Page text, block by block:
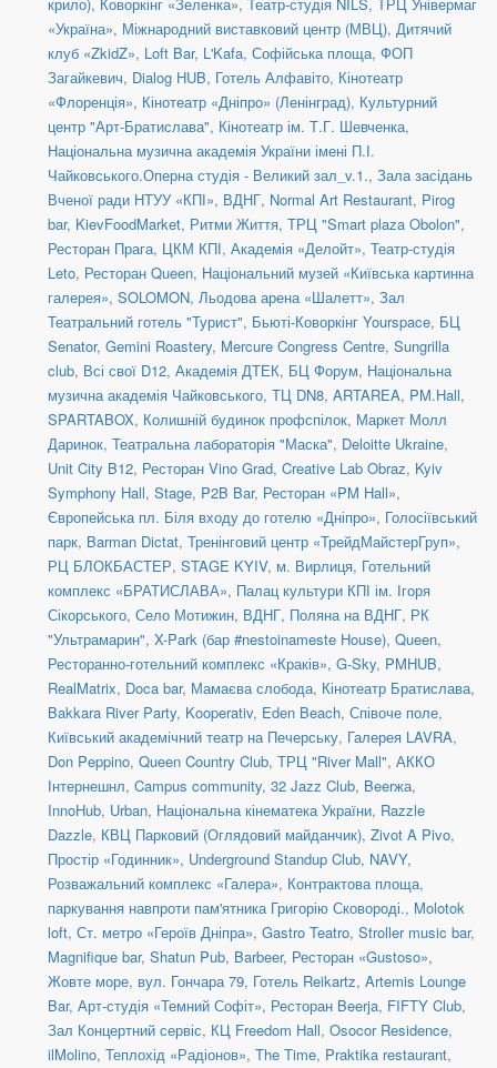
крило), Коворкінг «Зеленка», Театр-студія NILS, ТРЦ Універмаг
«Україна», Міжнародний виставковий центр (МВЦ), Дитячий
клуб «ZkidZ», Loft Bar, L'Kafa, Софійська площа, ФОП
Загайкевич, Dialog HUB, Готель Алфавіто, Кінотеатр
«Флоренція», Кінотеатр «Дніпро» (Ленінград), Культурний
центр "Арт-Братислава", Кінотеатр ім. Т.Г. Шевченка,
Національна музична академія України імені П.І.
Чайковського.Оперна студія - Великий зал_v.1., Зала засідань
Вченої ради НТУУ «КПІ», ВДНГ, Normal Art Restaurant, Pirog
bar, KievFoodMarket, Ритми Життя, ТРЦ "Smart plaza Obolon",
Ресторан Прага, ЦКМ КПІ, Академія «Делойт», Театр-студія
Leto, Ресторан Queen, Національний музей «Київська картинна
галерея», SOLOMON, Льодова арена «Шалетт», Зал
Театральний готель "Турист", Бьюті-Коворкінг Yourspace, БЦ
Senator, Gemini Roastery, Mercure Congress Centre, Sungrilla
club, Всі свої D12, Академія ДТЕК, БЦ Форум, Національна
музична академія Чайковського, ТЦ DN8, ARTAREA, PM.Hall,
SPARTABOX, Колишній будинок профспілок, Маркет Молл
Даринок, Театральна лабораторія "Маска", Deloitte Ukraine,
Unit City B12, Ресторан Vino Grad, Creative Lab Obraz, Kyiv
Symphony Hall, Stage, P2B Bar, Ресторан «PM Hall»,
Європейська пл. Біля входу до готелю «Дніпро», Голосіївський
парк, Barman Dictat, Тренінговий центр «ТрейдМайстерГруп»,
РЦ БЛОКБАСТЕР, STAGE KYIV, м. Вирлиця, Готельний
комплекс «БРАТИСЛАВА», Палац культури КПІ ім. Ігоря
Сікорського, Село Мотижин, ВДНГ, Поляна на ВДНГ, РК
"Ультрамарин", X-Park (бар #nestoinameste House), Queen,
Ресторанно-готельний комплекс «Краків», G-Sky, PMHUB,
RealMatrix, Doca bar, Мамаєва слобода, Кінотеатр Братислава,
Bakkara River Party, Kooperativ, Eden Beach, Співоче поле,
Київський академічний театр на Печерську, Галерея LAVRA,
Don Peppino, Queen Country Club, ТРЦ "River Mall", АККО
Інтернешнл, Campus community, 32 Jazz Club, Beerжа,
InnoHub, Urban, Національна кінематека України, Razzle
Dazzle, КВЦ Парковий (Оглядовий майданчик), Zivot A Pivo,
Простір «Годинник», Underground Standup Club, NAVY,
Розважальний комплекс «Галера», Контрактова площа,
паркування навпроти пам'ятника Григорію Сковороді., Molotok
loft, Ст. метро «Героїв Дніпра», Gastro Teatro, Stroller music bar,
Magnifique bar, Shatun Pub, Barbeer, Ресторан «Gustoso»,
Жовте море, вул. Гончара 79, Готель Reikartz, Artemis Lounge
Bar, Арт-студія «Темний Софіт», Ресторан Beerja, FIFTY Club,
Зал Концертний сервіс, КЦ Freedom Hall, Osocor Residence,
ilMolino, Теплохід «Радіонов», The Time, Praktika restaurant,